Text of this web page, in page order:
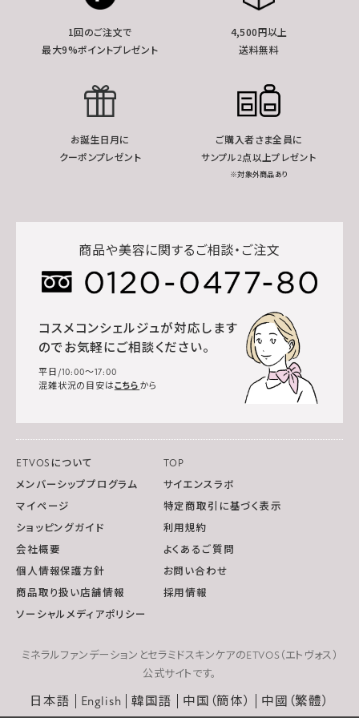
1回のご注文で
最大9%ポイントプレゼント
4,500円以上
送料無料
お誕生日月に
クーポンプレゼント
ご購入者さま全員に
サンプル2点以上プレゼント
※対象外商品あり
商品や美容に関するご相談・ご注文
コスメコンシェルジュが対応します
のでお気軽にご相談ください。
平日/10:00～17:00
混雑状況の目安はこちら から
ETVOSについて
TOP
メンバーシッププログラム
サイエンスラボ
マイページ
特定商取引に基づく表示
ショッピングガイド
利用規約
会社概要
よくあるご質問
個人情報保護方針
お問い合わせ
商品取り扱い店舗情報
採用情報
ソーシャルメディアポリシー
ミネラルファンデーションとセラミドスキンケアのETVOS（エトヴォス）
公式サイトです。
日本語 English 韓国語 中国（簡体） 中國（繁體）